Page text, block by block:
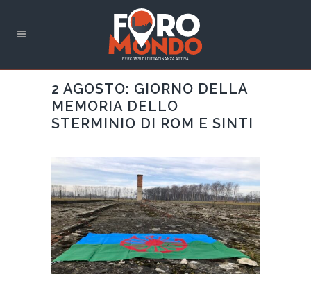
2 AGOSTO: GIORNO DELLA
MEMORIA DELLO
STERMINIO DI ROM E SINTI